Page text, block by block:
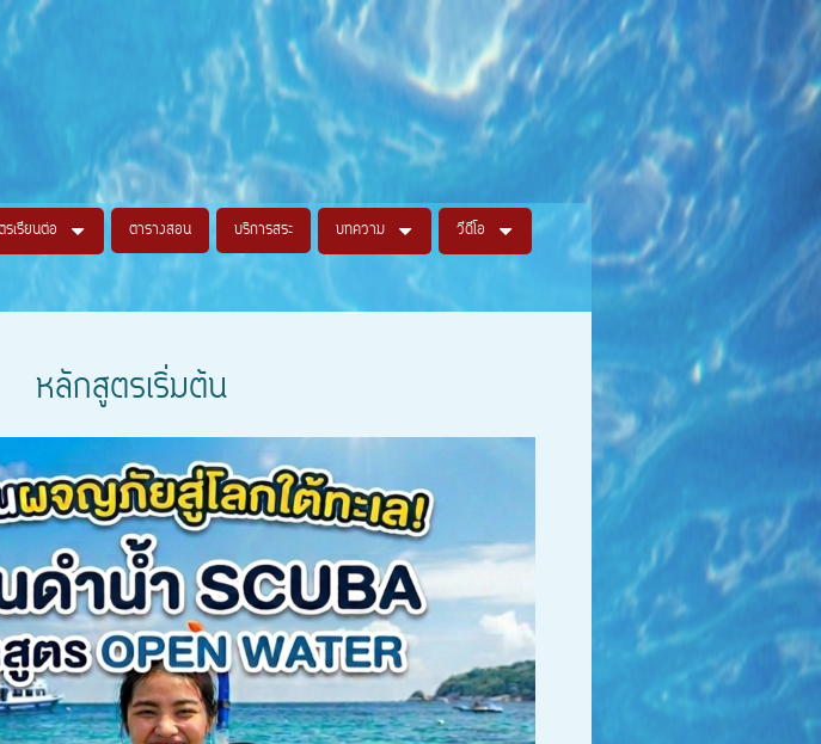
เรียนต่อ ตารางสอน บริการสระ บทความ วีดีโอ
หลักสูตรเริ่มต้น